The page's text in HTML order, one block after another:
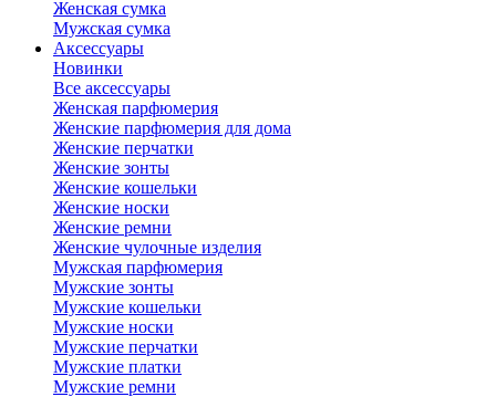
Женская сумка
Мужская сумка
Аксессуары
Новинки
Все аксессуары
Женская парфюмерия
Женские парфюмерия для дома
Женские перчатки
Женские зонты
Женские кошельки
Женские носки
Женские ремни
Женские чулочные изделия
Мужская парфюмерия
Мужские зонты
Мужские кошельки
Мужские носки
Мужские перчатки
Мужские платки
Мужские ремни